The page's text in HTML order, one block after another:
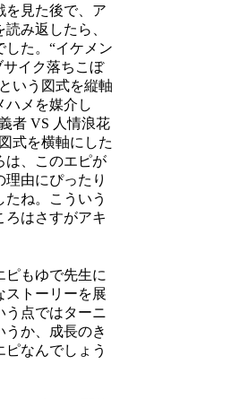
を見た後で、ア
み返したら、
した。“イケメン
イク落ちこぼ
いう図式を縦軸
ハメを媒介し
者 VS 人情浪花
式を横軸にした
は、このエピが
理由にぴったり
たね。こういう
ろはさすがアキ
ピもゆで先生に
ストーリーを展
う点ではターニ
うか、成長のき
ピなんでしょう